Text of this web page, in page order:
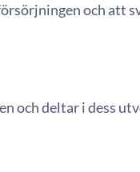
och att
och deltar i dess